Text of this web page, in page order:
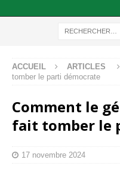
ACCUEIL ARTICLES
tomber le parti démocrate
Comment le
fait tomber le
17 novembre 2024